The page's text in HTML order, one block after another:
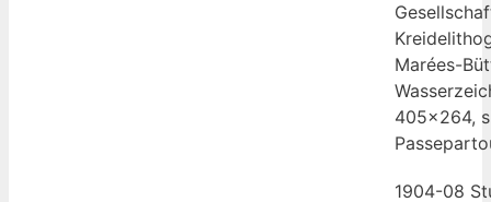
Marées-
405×264,
1904-08